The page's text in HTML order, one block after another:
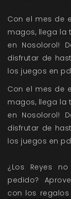
Con el mes de
magos, llega la
en Nosolorol!
disfrutar de
los juegos en
Con el mes de
magos, llega la
en Nosolorol!
disfrutar de
los juegos en
¿Los Reyes
pedido?
con los